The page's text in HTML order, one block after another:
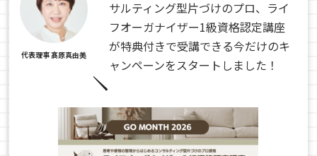
代表理事 髙原真由美
サルティング型片づけのプロ、ライ
フオーガナイザー1級資格認定講座
が特典付きで受講できる今だけのキ
ャンペーンをスタートしました！